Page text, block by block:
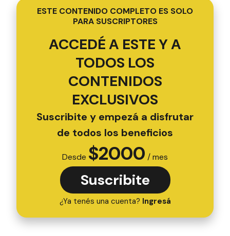
ESTE CONTENIDO COMPLETO ES SOLO
PARA SUSCRIPTORES
ACCEDÉ A ESTE Y A
TODOS LOS
CONTENIDOS
EXCLUSIVOS
Suscribite y empezá a disfrutar
de todos los beneficios
Desde $2000 / mes
Suscribite
¿Ya tenés una cuenta? Ingresá